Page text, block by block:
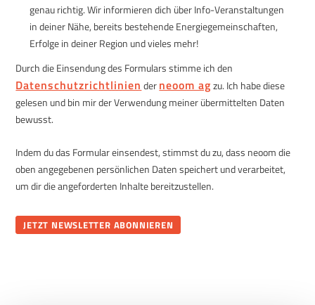
genau richtig. Wir informieren dich über Info-Veranstaltungen
in deiner Nähe, bereits bestehende Energiegemeinschaften,
Erfolge in deiner Region und vieles mehr!
Durch die Einsendung des Formulars stimme ich den
Datenschutzrichtlinien derneoom ag zu. Ich habe diese
gelesen und bin mir der Verwendung meiner übermittelten Daten
bewusst.
Indem du das Formular einsendest, stimmst du zu, dass neoom die
oben angegebenen persönlichen Daten speichert und verarbeitet,
um dir die angeforderten Inhalte bereitzustellen.